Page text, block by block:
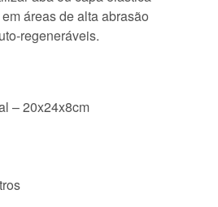
áreas de alta abrasão
regeneráveis.
– 20x24x8cm